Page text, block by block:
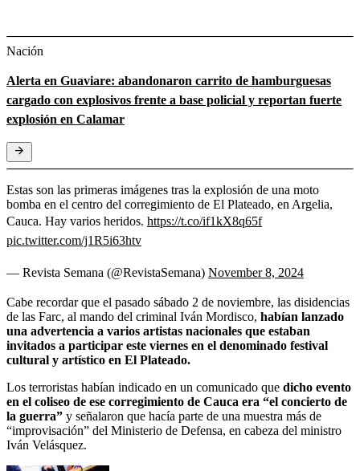
Nación
Alerta en Guaviare: abandonaron carrito de hamburguesas
cargado con explosivos frente a base policial y reportan fuerte
explosión en Calamar
Estas son las primeras imágenes tras la explosión de una moto
bomba en el centro del corregimiento de El Plateado, en Argelia,
Cauca. Hay varios heridos. https://t.co/if1kX8q65f
pic.twitter.com/j1R5i63htv
— Revista Semana (@RevistaSemana) November 8, 2024
Cabe recordar que el pasado sábado 2 de noviembre, las disidencias
de las Farc, al mando del criminal Iván Mordisco, habían lanzado
una advertencia a varios artistas nacionales que estaban
invitados a participar este viernes en el denominado festival
cultural y artístico en El Plateado.
Los terroristas habían indicado en un comunicado que dicho evento
en el coliseo de ese corregimiento de Cauca era “el concierto de
la guerra” y señalaron que hacía parte de una muestra más de
“improvisación” del Ministerio de Defensa, en cabeza del ministro
Iván Velásquez.